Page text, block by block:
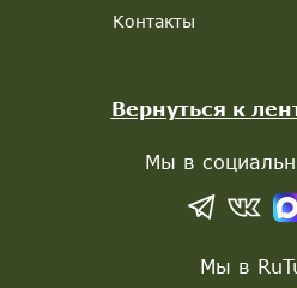
Контакты
Вернуться к
Мы в
Мы в